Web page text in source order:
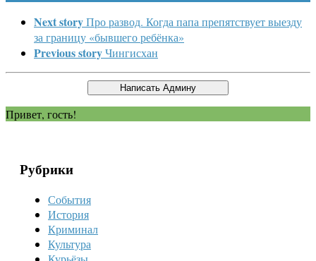
Next storyПро развод. Когда папа препятствует выезду
за границу «бывшего ребёнка»
Previous storyЧингисхан
Привет, гость!
Рубрики
События
История
Криминал
Культура